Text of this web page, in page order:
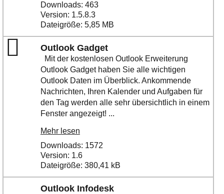
Downloads: 463
Version: 1.5.8.3
Dateigröße: 5,85 MB
Outlook Gadget
Mit der kostenlosen Outlook Erweiterung
Outlook Gadget haben Sie alle wichtigen
Outlook Daten im Überblick. Ankommende
Nachrichten, Ihren Kalender und Aufgaben für
den Tag werden alle sehr übersichtlich in einem
Fenster angezeigt! ...
Mehr lesen
Downloads: 1572
Version: 1.6
Dateigröße: 380,41 kB
Outlook Infodesk